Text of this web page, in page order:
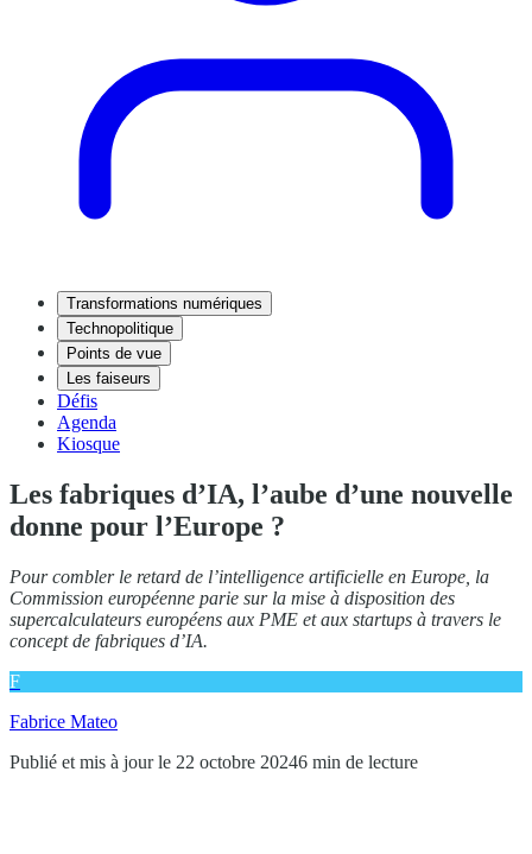
Transformations numériques
Technopolitique
Points de vue
Les faiseurs
Défis
Agenda
Kiosque
Les fabriques d’IA, l’aube d’une nouvelle
donne pour l’Europe ?
Pour combler le retard de l’intelligence artificielle en Europe, la
Commission européenne parie sur la mise à disposition des
supercalculateurs européens aux PME et aux startups à travers le
concept de fabriques d’IA.
F
Fabrice Mateo
Publié et mis à jour le 22 octobre 20246 min de lecture